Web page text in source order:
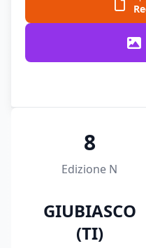
8
Edizione N
GIUBIASCO
(TI)